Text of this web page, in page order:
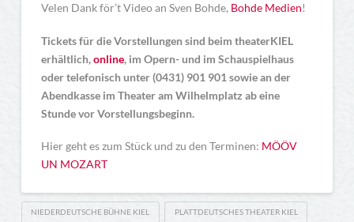
Velen Dank för’t Video an Sven Bohde, Bohde Medien!
Tickets für die Vorstellungen sind beim theaterKIEL
erhältlich,online, im Opern- und im Schauspielhaus
oder telefonisch unter (0431) 901 901 sowie an der
Abendkasse im Theater am Wilhelmplatz ab eine
Stunde vor Vorstellungsbeginn.
Hier geht es zum Stück und zu den Terminen: MÖÖV
UN MOZART
NIEDERDEUTSCHE BÜHNE KIEL PLATTDEUTSCHES THEATER KIEL